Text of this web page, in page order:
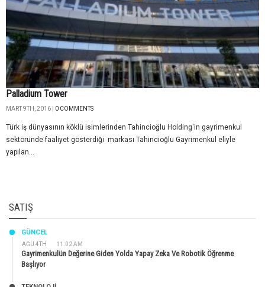
Palladium Tower
MART 9TH, 2016 | 0 COMMENTS
Türk iş dünyasının köklü isimlerinden Tahincioğlu Holding'in gayrimenkul
sektöründe faaliyet gösterdiği markası Tahincioğlu Gayrimenkul eliyle
yapılan...
SATIŞ
AĞU 4TH 11:02 AM
GÜNCEL
Gayrimenkulün Değerine Giden Yolda Yapay Zeka Ve Robotik Öğrenme
Başlıyor